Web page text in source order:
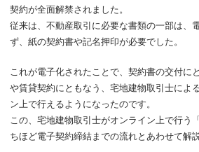
契約が全面解禁されました。
従来は、不動産取引に必要な書類の一部は、
ず、紙の契約書や記名押印が必要でした。
これが電子化されたことで、契約書の交付に
や賃貸契約にともなう、宅地建物取引士によ
ン上で行えるようになったのです。
この、宅地建物取引士がオンライン上で行う
ちほど電子契約締結までの流れとあわせて解